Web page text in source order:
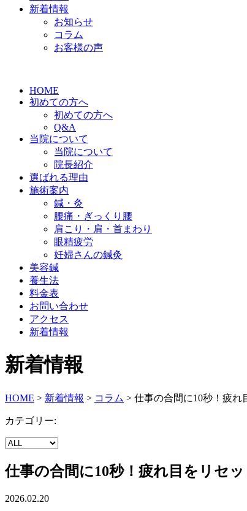
新着情報
お知らせ
コラム
お客様の声
HOME
初めての方へ
初めての方へ
Q&A
当院について
当院について
院長紹介
選ばれる理由
施術案内
鍼・灸
腰痛・ぎっくり腰
肩こり・肩・首まわり
眼精疲労
妊婦さんの鍼灸
美容鍼
養生法
料金表
お問い合わせ
アクセス
新着情報
新着情報
HOME > 新着情報 > コラム > 仕事の合間に10秒！疲れ
カテゴリー:
仕事の合間に10秒！疲れ目をリセ
2026.02.20